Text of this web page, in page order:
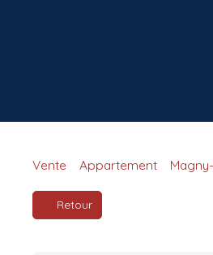
Vente Appartement
Retour